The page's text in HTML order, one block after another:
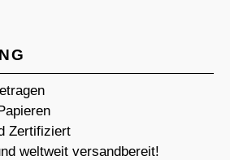
Zertifiziert
weltweit versandbereit!